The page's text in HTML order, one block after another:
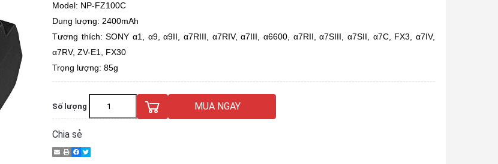
Model: NP-FZ100C
Dung lượng: 2400mAh
Tương thích: SONY α1, α9, α9II, α7RIII, α7RIV, α7III, α6600, α7RII, α7SIII, α7SII, α7C, FX3, α7IV,
α7RV, ZV-E1, FX30
Trọng lượng: 85g
Số lượng MUA NGAY
Chia sẻ